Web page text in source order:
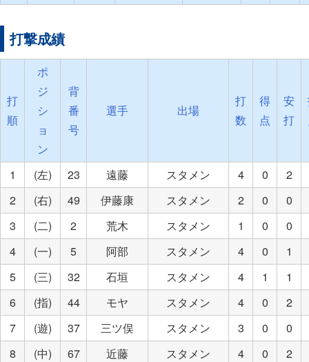
打撃成績
打
順
ポ
ジ
シ
ョ
ン
背
番
号
選手 出場
打
数
得
点
安
打
1 (左) 23 遠藤 スタメン 4 0
2
2
(右) 49 伊藤康 スタメン 2 0
0
3
(二) 2 荒木 スタメン 1 0
0
4
(一) 5 阿部 スタメン 4 0
1
5
(三) 32 石垣 スタメン 4 1
1
6
(指) 44 モヤ スタメン 4 0
2
7
(遊) 37 三ツ俣 スタメン 3 0
0
8
(中) 67 近藤 スタメン 4 0
2